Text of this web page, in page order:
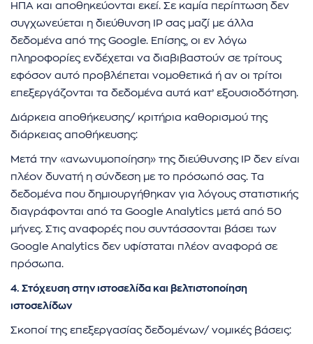
ΗΠΑ και αποθηκεύονται εκεί. Σε καμία περίπτωση δεν
συγχωνεύεται η διεύθυνση IP σας μαζί με άλλα
δεδομένα από της Google. Επίσης, οι εν λόγω
πληροφορίες ενδέχεται να διαβιβαστούν σε τρίτους
εφόσον αυτό προβλέπεται νομοθετικά ή αν οι τρίτοι
επεξεργάζονται τα δεδομένα αυτά κατ’ εξουσιοδότηση.
Διάρκεια αποθήκευσης/ κριτήρια καθορισμού της
διάρκειας αποθήκευσης:
Μετά την «ανωνυμοποίηση» της διεύθυνσης IP δεν είναι
πλέον δυνατή η σύνδεση με το πρόσωπό σας. Τα
δεδομένα που δημιουργήθηκαν για λόγους στατιστικής
διαγράφονται από τα Google Analytics μετά από 50
μήνες. Στις αναφορές που συντάσσονται βάσει των
Google Analytics δεν υφίσταται πλέον αναφορά σε
πρόσωπα.
4. Στόχευση στην ιστοσελίδα και βελτιστοποίηση
ιστοσελίδων
Σκοποί της επεξεργασίας δεδομένων/ νομικές βάσεις: